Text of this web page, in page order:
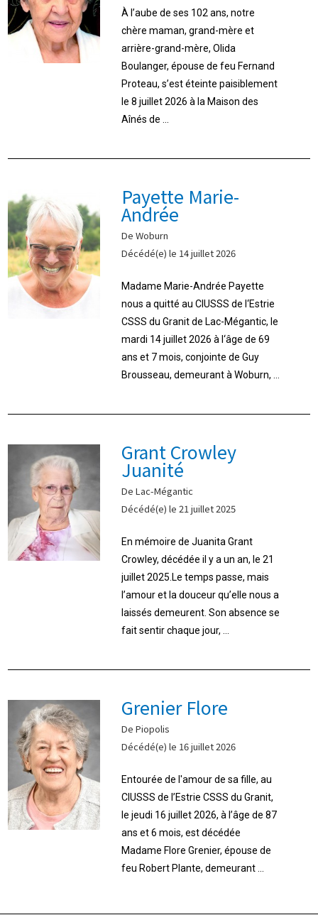
À l’aube de ses 102 ans, notre
chère maman, grand-mère et
arrière-grand-mère, Olida
Boulanger, épouse de feu Fernand
Proteau, s’est éteinte paisiblement
le 8 juillet 2026 à la Maison des
Aînés de ...
Payette Marie-
Andrée
De Woburn
Décédé(e) le 14 juillet 2026
Madame Marie-Andrée Payette
nous a quitté au CIUSSS de l‘Estrie
CSSS du Granit de Lac-Mégantic, le
mardi 14 juillet 2026 à l‘âge de 69
ans et 7 mois, conjointe de Guy
Brousseau, demeurant à Woburn, ...
Grant Crowley
Juanité
De Lac-Mégantic
Décédé(e) le 21 juillet 2025
En mémoire de Juanita Grant
Crowley, décédée il y a un an, le 21
juillet 2025.Le temps passe, mais
l’amour et la douceur qu’elle nous a
laissés demeurent. Son absence se
fait sentir chaque jour, ...
Grenier Flore
De Piopolis
Décédé(e) le 16 juillet 2026
Entourée de l'amour de sa fille, au
CIUSSS de l’Estrie CSSS du Granit,
le jeudi 16 juillet 2026, à l’âge de 87
ans et 6 mois, est décédée
Madame Flore Grenier, épouse de
feu Robert Plante, demeurant ...